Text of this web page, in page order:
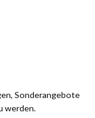
Sonderangebote
werden.